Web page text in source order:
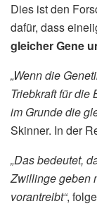
Dies ist den
dafür, dass
gleicher Gene
„Wenn die
Triebkraft für
im Grunde die
Skinner. In der
„Das bedeutet,
Zwillinge geben
vorantreibt“,